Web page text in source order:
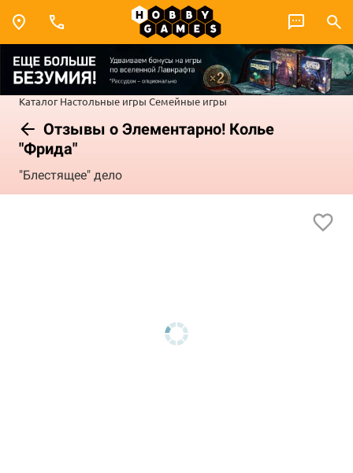
Каталог Настольные игры Семейные игры
Отзывы о Элементарно! Колье
"Фрида"
"Блестящее" дело